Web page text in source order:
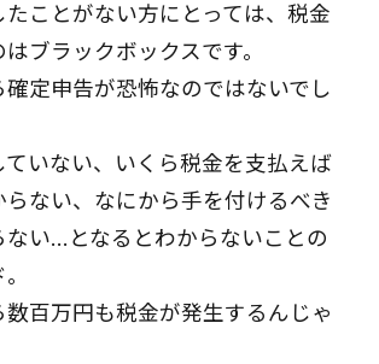
ことがない方にとっては、税金
ブラックボックスです。
定申告が恐怖なのではないでし
いない、いくら税金を支払えば
らない、なにから手を付けるべき
ない…となるとわからないことの
数百万円も税金が発生するんじゃ